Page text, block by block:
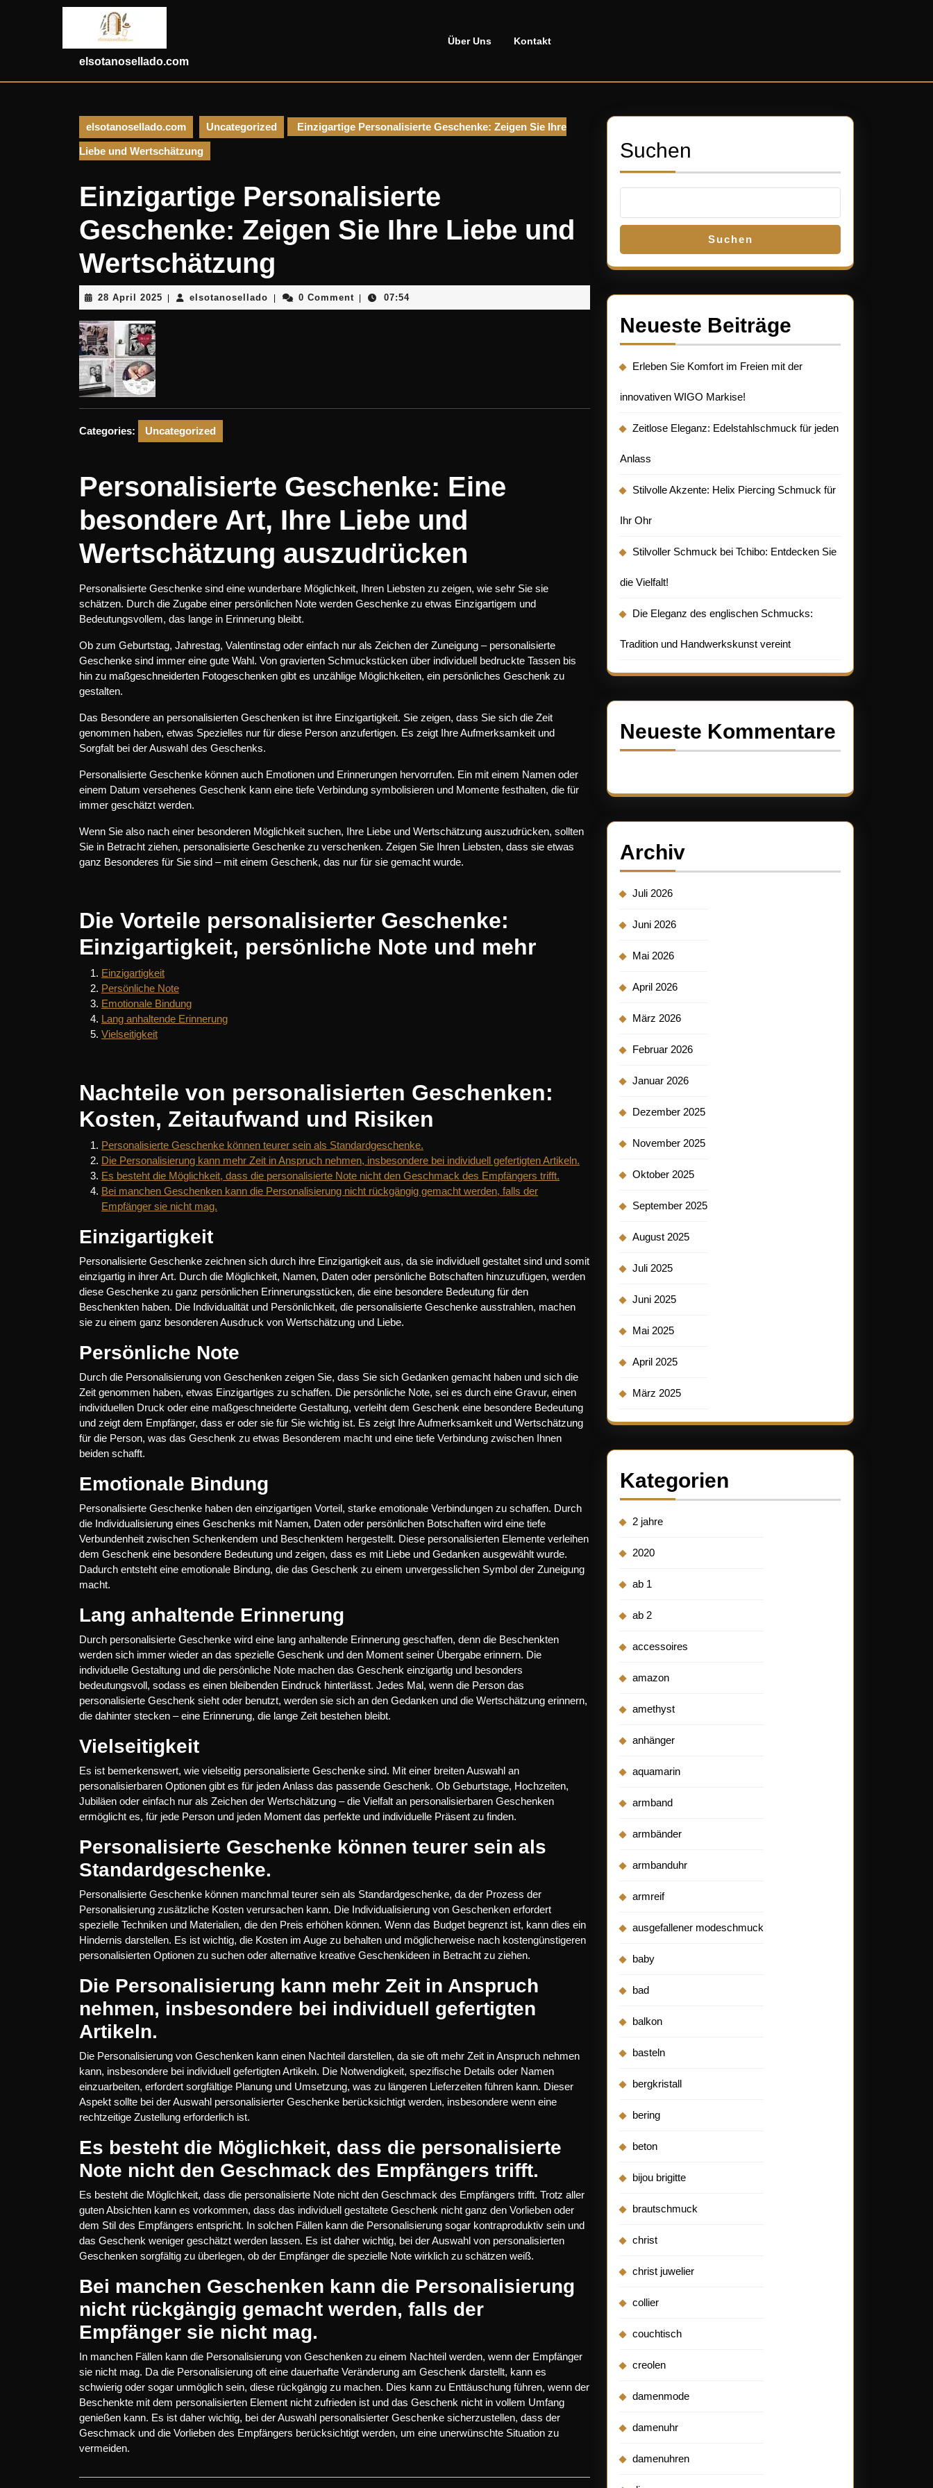
elsotanosellado.com
Über Uns Kontakt
elsotanosellado.com Uncategorized Einzigartige Personalisierte Geschenke: Zeigen Sie Ihre
Liebe und Wertschätzung
Einzigartige Personalisierte
Geschenke: Zeigen Sie Ihre Liebe und
Wertschätzung
28 April 2025 28
April
elsotanosellado elsotanosellado
0 Comment 07:54
Categories: Uncategorized
Personalisierte Geschenke: Eine
besondere Art, Ihre Liebe und
Wertschätzung auszudrücken
Personalisierte Geschenke sind eine wunderbare Möglichkeit, Ihren Liebsten zu zeigen, wie sehr Sie sie
schätzen. Durch die Zugabe einer persönlichen Note werden Geschenke zu etwas Einzigartigem und
Bedeutungsvollem, das lange in Erinnerung bleibt.
Ob zum Geburtstag, Jahrestag, Valentinstag oder einfach nur als Zeichen der Zuneigung – personalisierte
Geschenke sind immer eine gute Wahl. Von gravierten Schmuckstücken über individuell bedruckte Tassen bis
hin zu maßgeschneiderten Fotogeschenken gibt es unzählige Möglichkeiten, ein persönliches Geschenk zu
gestalten.
Das Besondere an personalisierten Geschenken ist ihre Einzigartigkeit. Sie zeigen, dass Sie sich die Zeit
genommen haben, etwas Spezielles nur für diese Person anzufertigen. Es zeigt Ihre Aufmerksamkeit und
Sorgfalt bei der Auswahl des Geschenks.
Personalisierte Geschenke können auch Emotionen und Erinnerungen hervorrufen. Ein mit einem Namen oder
einem Datum versehenes Geschenk kann eine tiefe Verbindung symbolisieren und Momente festhalten, die für
immer geschätzt werden.
Wenn Sie also nach einer besonderen Möglichkeit suchen, Ihre Liebe und Wertschätzung auszudrücken, sollten
Sie in Betracht ziehen, personalisierte Geschenke zu verschenken. Zeigen Sie Ihren Liebsten, dass sie etwas
ganz Besonderes für Sie sind – mit einem Geschenk, das nur für sie gemacht wurde.
Die Vorteile personalisierter Geschenke:
Einzigartigkeit, persönliche Note und mehr
Einzigartigkeit
Persönliche Note
Emotionale Bindung
Lang anhaltende Erinnerung
Vielseitigkeit
Nachteile von personalisierten Geschenken:
Kosten, Zeitaufwand und Risiken
Personalisierte Geschenke können teurer sein als Standardgeschenke.
Die Personalisierung kann mehr Zeit in Anspruch nehmen, insbesondere bei individuell gefertigten Artikeln.
Es besteht die Möglichkeit, dass die personalisierte Note nicht den Geschmack des Empfängers trifft.
Bei manchen Geschenken kann die Personalisierung nicht rückgängig gemacht werden, falls der
Empfänger sie nicht mag.
Einzigartigkeit
Personalisierte Geschenke zeichnen sich durch ihre Einzigartigkeit aus, da sie individuell gestaltet sind und somit
einzigartig in ihrer Art. Durch die Möglichkeit, Namen, Daten oder persönliche Botschaften hinzuzufügen, werden
diese Geschenke zu ganz persönlichen Erinnerungsstücken, die eine besondere Bedeutung für den
Beschenkten haben. Die Individualität und Persönlichkeit, die personalisierte Geschenke ausstrahlen, machen
sie zu einem ganz besonderen Ausdruck von Wertschätzung und Liebe.
Persönliche Note
Durch die Personalisierung von Geschenken zeigen Sie, dass Sie sich Gedanken gemacht haben und sich die
Zeit genommen haben, etwas Einzigartiges zu schaffen. Die persönliche Note, sei es durch eine Gravur, einen
individuellen Druck oder eine maßgeschneiderte Gestaltung, verleiht dem Geschenk eine besondere Bedeutung
und zeigt dem Empfänger, dass er oder sie für Sie wichtig ist. Es zeigt Ihre Aufmerksamkeit und Wertschätzung
für die Person, was das Geschenk zu etwas Besonderem macht und eine tiefe Verbindung zwischen Ihnen
beiden schafft.
Emotionale Bindung
Personalisierte Geschenke haben den einzigartigen Vorteil, starke emotionale Verbindungen zu schaffen. Durch
die Individualisierung eines Geschenks mit Namen, Daten oder persönlichen Botschaften wird eine tiefe
Verbundenheit zwischen Schenkendem und Beschenktem hergestellt. Diese personalisierten Elemente verleihen
dem Geschenk eine besondere Bedeutung und zeigen, dass es mit Liebe und Gedanken ausgewählt wurde.
Dadurch entsteht eine emotionale Bindung, die das Geschenk zu einem unvergesslichen Symbol der Zuneigung
macht.
Lang anhaltende Erinnerung
Durch personalisierte Geschenke wird eine lang anhaltende Erinnerung geschaffen, denn die Beschenkten
werden sich immer wieder an das spezielle Geschenk und den Moment seiner Übergabe erinnern. Die
individuelle Gestaltung und die persönliche Note machen das Geschenk einzigartig und besonders
bedeutungsvoll, sodass es einen bleibenden Eindruck hinterlässt. Jedes Mal, wenn die Person das
personalisierte Geschenk sieht oder benutzt, werden sie sich an den Gedanken und die Wertschätzung erinnern,
die dahinter stecken – eine Erinnerung, die lange Zeit bestehen bleibt.
Vielseitigkeit
Es ist bemerkenswert, wie vielseitig personalisierte Geschenke sind. Mit einer breiten Auswahl an
personalisierbaren Optionen gibt es für jeden Anlass das passende Geschenk. Ob Geburtstage, Hochzeiten,
Jubiläen oder einfach nur als Zeichen der Wertschätzung – die Vielfalt an personalisierbaren Geschenken
ermöglicht es, für jede Person und jeden Moment das perfekte und individuelle Präsent zu finden.
Personalisierte Geschenke können teurer sein als
Standardgeschenke.
Personalisierte Geschenke können manchmal teurer sein als Standardgeschenke, da der Prozess der
Personalisierung zusätzliche Kosten verursachen kann. Die Individualisierung von Geschenken erfordert
spezielle Techniken und Materialien, die den Preis erhöhen können. Wenn das Budget begrenzt ist, kann dies ein
Hindernis darstellen. Es ist wichtig, die Kosten im Auge zu behalten und möglicherweise nach kostengünstigeren
personalisierten Optionen zu suchen oder alternative kreative Geschenkideen in Betracht zu ziehen.
Die Personalisierung kann mehr Zeit in Anspruch
nehmen, insbesondere bei individuell gefertigten
Artikeln.
Die Personalisierung von Geschenken kann einen Nachteil darstellen, da sie oft mehr Zeit in Anspruch nehmen
kann, insbesondere bei individuell gefertigten Artikeln. Die Notwendigkeit, spezifische Details oder Namen
einzuarbeiten, erfordert sorgfältige Planung und Umsetzung, was zu längeren Lieferzeiten führen kann. Dieser
Aspekt sollte bei der Auswahl personalisierter Geschenke berücksichtigt werden, insbesondere wenn eine
rechtzeitige Zustellung erforderlich ist.
Es besteht die Möglichkeit, dass die personalisierte
Note nicht den Geschmack des Empfängers trifft.
Es besteht die Möglichkeit, dass die personalisierte Note nicht den Geschmack des Empfängers trifft. Trotz aller
guten Absichten kann es vorkommen, dass das individuell gestaltete Geschenk nicht ganz den Vorlieben oder
dem Stil des Empfängers entspricht. In solchen Fällen kann die Personalisierung sogar kontraproduktiv sein und
das Geschenk weniger geschätzt werden lassen. Es ist daher wichtig, bei der Auswahl von personalisierten
Geschenken sorgfältig zu überlegen, ob der Empfänger die spezielle Note wirklich zu schätzen weiß.
Bei manchen Geschenken kann die Personalisierung
nicht rückgängig gemacht werden, falls der
Empfänger sie nicht mag.
In manchen Fällen kann die Personalisierung von Geschenken zu einem Nachteil werden, wenn der Empfänger
sie nicht mag. Da die Personalisierung oft eine dauerhafte Veränderung am Geschenk darstellt, kann es
schwierig oder sogar unmöglich sein, diese rückgängig zu machen. Dies kann zu Enttäuschung führen, wenn der
Beschenkte mit dem personalisierten Element nicht zufrieden ist und das Geschenk nicht in vollem Umfang
genießen kann. Es ist daher wichtig, bei der Auswahl personalisierter Geschenke sicherzustellen, dass der
Geschmack und die Vorlieben des Empfängers berücksichtigt werden, um eine unerwünschte Situation zu
vermeiden.
Suchen
Suchen
Neueste Beiträge
Erleben Sie Komfort im Freien mit der
innovativen WIGO Markise!
Zeitlose Eleganz: Edelstahlschmuck für jeden
Anlass
Stilvolle Akzente: Helix Piercing Schmuck für
Ihr Ohr
Stilvoller Schmuck bei Tchibo: Entdecken Sie
die Vielfalt!
Die Eleganz des englischen Schmucks:
Tradition und Handwerkskunst vereint
Neueste Kommentare
Archiv
Juli 2026
Juni 2026
Mai 2026
April 2026
März 2026
Februar 2026
Januar 2026
Dezember 2025
November 2025
Oktober 2025
September 2025
August 2025
Juli 2025
Juni 2025
Mai 2025
April 2025
März 2025
Kategorien
2 jahre
2020
ab 1
ab 2
accessoires
amazon
amethyst
anhänger
aquamarin
armband
armbänder
armbanduhr
armreif
ausgefallener modeschmuck
baby
bad
balkon
basteln
bergkristall
bering
beton
bijou brigitte
brautschmuck
christ
christ juwelier
collier
couchtisch
creolen
damenmode
damenuhr
damenuhren